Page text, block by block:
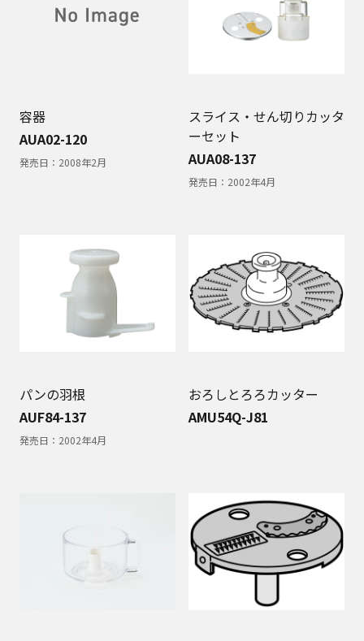
容器
AUA02-120
発売日： 2008年2月
スライス・せん切りカッタ
ーセット
AUA08-137
発売日： 2002年4月
パンの羽根
AUF84-137
発売日： 2002年4月
おろしとろろカッター
AMU54Q-J81